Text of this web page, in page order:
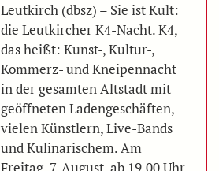
Leutkirch (dbsz) – Sie ist Kult:
die Leutkircher K4-Nacht. K4,
das heißt: Kunst-, Kultur-,
Kommerz- und Kneipennacht
in der gesamten Altstadt mit
geöffneten Ladengeschäften,
vielen Künstlern, Live-Bands
und Kulinarischem. Am